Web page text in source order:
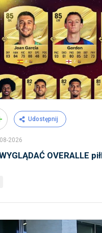
Udostępnij
2026
OVERALLE